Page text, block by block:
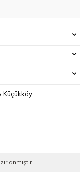
Küçükköy